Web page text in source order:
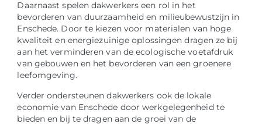
Daarnaast spelen dakwerkers een rol in het
bevorderen van duurzaamheid en milieubewustzijn in
Enschede. Door te kiezen voor materialen van hoge
kwaliteit en energiezuinige oplossingen dragen ze bij
aan het verminderen van de ecologische voetafdruk
van gebouwen en het bevorderen van een groenere
leefomgeving.
Verder ondersteunen dakwerkers ook de lokale
economie van Enschede door werkgelegenheid te
bieden en bij te dragen aan de groei van de